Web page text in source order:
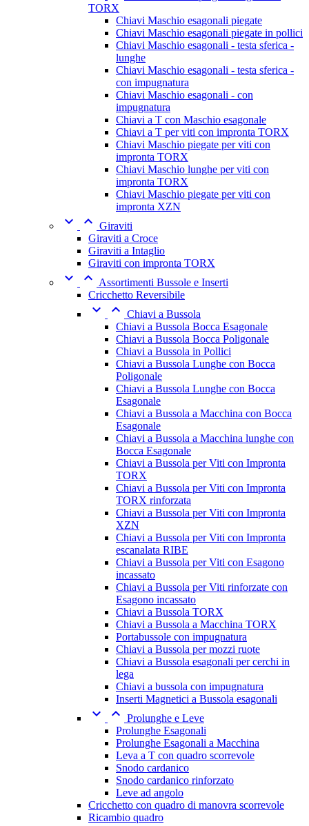
TORX
Chiavi Maschio esagonali piegate
Chiavi Maschio esagonali piegate in pollici
Chiavi Maschio esagonali - testa sferica -
lunghe
Chiavi Maschio esagonali - testa sferica -
con impugnatura
Chiavi Maschio esagonali - con
impugnatura
Chiavi a T con Maschio esagonale
Chiavi a T per viti con impronta TORX
Chiavi Maschio piegate per viti con
impronta TORX
Chiavi Maschio lunghe per viti con
impronta TORX
Chiavi Maschio piegate per viti con
impronta XZN
  Giraviti
Giraviti a Croce
Giraviti a Intaglio
Giraviti con impronta TORX
  Assortimenti Bussole e Inserti
Cricchetto Reversibile
  Chiavi a Bussola
Chiavi a Bussola Bocca Esagonale
Chiavi a Bussola Bocca Poligonale
Chiavi a Bussola in Pollici
Chiavi a Bussola Lunghe con Bocca
Poligonale
Chiavi a Bussola Lunghe con Bocca
Esagonale
Chiavi a Bussola a Macchina con Bocca
Esagonale
Chiavi a Bussola a Macchina lunghe con
Bocca Esagonale
Chiavi a Bussola per Viti con Impronta
TORX
Chiavi a Bussola per Viti con Impronta
TORX rinforzata
Chiavi a Bussola per Viti con Impronta
XZN
Chiavi a Bussola per Viti con Impronta
escanalata RIBE
Chiavi a Bussola per Viti con Esagono
incassato
Chiavi a Bussola per Viti rinforzate con
Esagono incassato
Chiavi a Bussola TORX
Chiavi a Bussola a Macchina TORX
Portabussole con impugnatura
Chiavi a Bussola per mozzi ruote
Chiavi a Bussola esagonali per cerchi in
lega
Chiavi a bussola con impugnatura
Inserti Magnetici a Bussola esagonali
  Prolunghe e Leve
Prolunghe Esagonali
Prolunghe Esagonali a Macchina
Leva a T con quadro scorrevole
Snodo cardanico
Snodo cardanico rinforzato
Leve ad angolo
Cricchetto con quadro di manovra scorrevole
Ricambio quadro